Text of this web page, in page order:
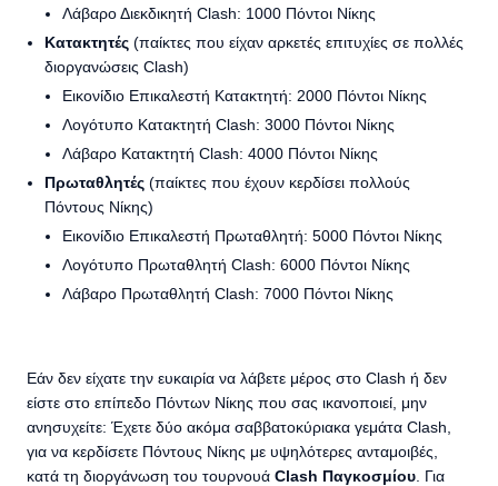
Λάβαρο Διεκδικητή Clash: 1000 Πόντοι Νίκης
Κατακτητές (παίκτες που είχαν αρκετές επιτυχίες σε πολλές
διοργανώσεις Clash)
Εικονίδιο Επικαλεστή Κατακτητή: 2000 Πόντοι Νίκης
Λογότυπο Κατακτητή Clash: 3000 Πόντοι Νίκης
Λάβαρο Κατακτητή Clash: 4000 Πόντοι Νίκης
Πρωταθλητές (παίκτες που έχουν κερδίσει πολλούς
Πόντους Νίκης)
Εικονίδιο Επικαλεστή Πρωταθλητή: 5000 Πόντοι Νίκης
Λογότυπο Πρωταθλητή Clash: 6000 Πόντοι Νίκης
Λάβαρο Πρωταθλητή Clash: 7000 Πόντοι Νίκης
Εάν δεν είχατε την ευκαιρία να λάβετε μέρος στο Clash ή δεν
είστε στο επίπεδο Πόντων Νίκης που σας ικανοποιεί, μην
ανησυχείτε: Έχετε δύο ακόμα σαββατοκύριακα γεμάτα Clash,
για να κερδίσετε Πόντους Νίκης με υψηλότερες ανταμοιβές,
κατά τη διοργάνωση του τουρνουά Clash Παγκοσμίου . Για